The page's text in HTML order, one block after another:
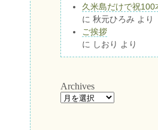
久米島だけで祝100
に 秋元ひろみ より
ご挨拶
に しおり より
Archives